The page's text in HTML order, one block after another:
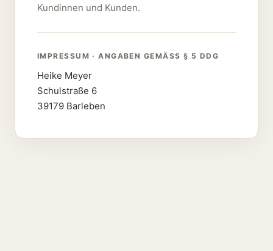
Kundinnen und Kunden.
IMPRESSUM · ANGABEN GEMÄSS § 5 DDG
Heike Meyer
Schulstraße 6
39179 Barleben